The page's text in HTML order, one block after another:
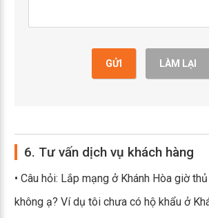
GỬI LÀM LẠI
6. Tư vấn dịch vụ khách hàng
• Câu hỏi: Lắp mạng ở Khánh Hòa giờ
không ạ? Ví dụ tôi chưa có hộ khẩu ở